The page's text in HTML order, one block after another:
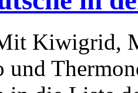
Kiwigrid,
und